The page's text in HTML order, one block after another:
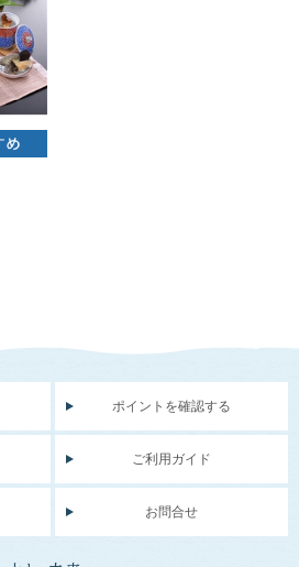
ポイントを確認する
ご利用ガイド
お問合せ